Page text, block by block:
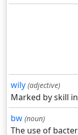
wily (adjective)
Marked by skill
bw (noun)
The use of